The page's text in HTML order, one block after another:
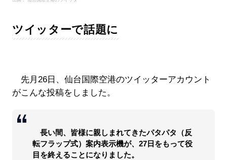
ツイッターで話題に
先月26日、仙台国際空港のツイッターアカウント
がこんな投稿をしました。
長い間、皆様に親しまれてきたパタパタ（反
転フラップ式）案内表示機が、27日をもって役
目を終えることになりました。